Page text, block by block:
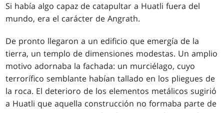
Si había algo capaz de catapultar a Huatli fuera del
mundo, era el carácter de Angrath.
De pronto llegaron a un edificio que emergía de la
tierra, un templo de dimensiones modestas. Un amplio
motivo adornaba la fachada: un murciélago, cuyo
terrorífico semblante habían tallado en los pliegues de
la roca. El deterioro de los elementos metálicos sugirió
a Huatli que aquella construcción no formaba parte de